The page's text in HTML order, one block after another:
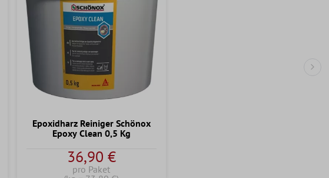
Epoxidharz Reiniger Schönox
Epoxy Clean 0,5 Kg
36,90 €
pro Paket